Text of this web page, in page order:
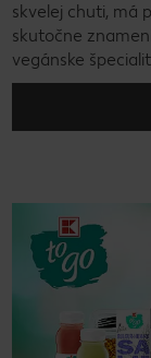
skvelej chuti, má
skutočne
vegánske